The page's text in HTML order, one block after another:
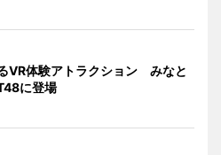
VR体験アトラクション みなと
に登場